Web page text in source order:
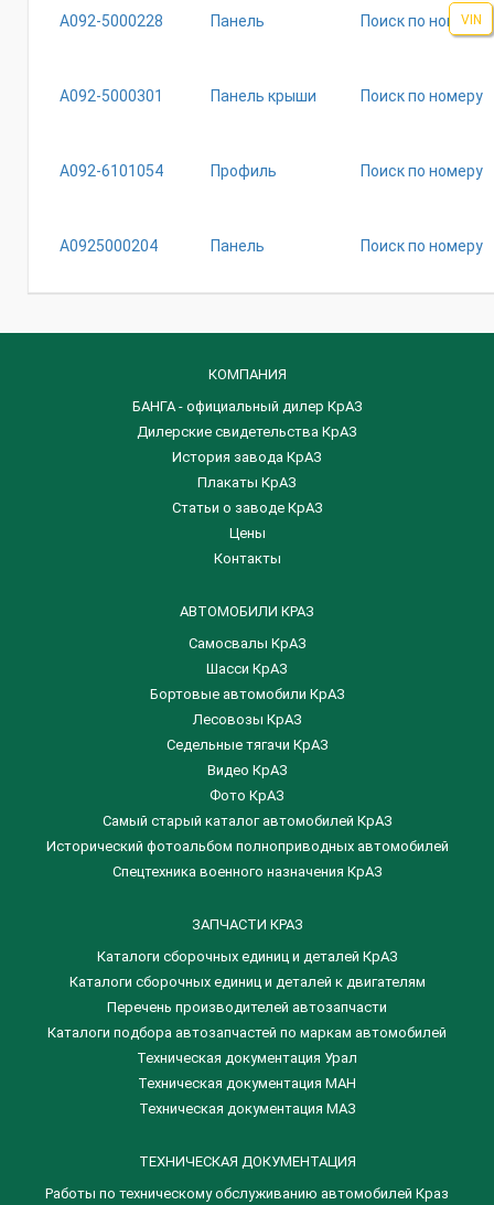
А092-5000228 Панель Поиск по номеру
А092-5000301 Панель крыши Поиск по номеру
А092-6101054 Профиль Поиск по номеру
А0925000204 Панель Поиск по номеру
КОМПАНИЯ
БАНГА - официальный дилер КрАЗ
Дилерские свидетельства КрАЗ
История завода КрАЗ
Плакаты КрАЗ
Статьи о заводе КрАЗ
Цены
Контакты
АВТОМОБИЛИ КРАЗ
Самосвалы КрАЗ
Шасси КрАЗ
Бортовые автомобили КрАЗ
Лесовозы КрАЗ
Седельные тягачи КрАЗ
Видео КрАЗ
Фото КрАЗ
Самый старый каталог автомобилей КрАЗ
Исторический фотоальбом полноприводных автомобилей
Спецтехника военного назначения КрАЗ
ЗАПЧАСТИ КРАЗ
Каталоги сборочных единиц и деталей КрАЗ
​Каталоги сборочных единиц и деталей к двигателям
Перечень производителей автозапчасти
Каталоги подбора автозапчастей по маркам автомобилей
Техническая документация Урал
Техническая документация МАН
Техническая документация МАЗ
ТЕХНИЧЕСКАЯ ДОКУМЕНТАЦИЯ
Работы по техническому обслуживанию автомобилей Краз
VIN